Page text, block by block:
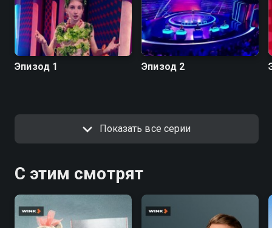
Эпизод 1 Эпизод 2
Показать все серии
С этим смотрят